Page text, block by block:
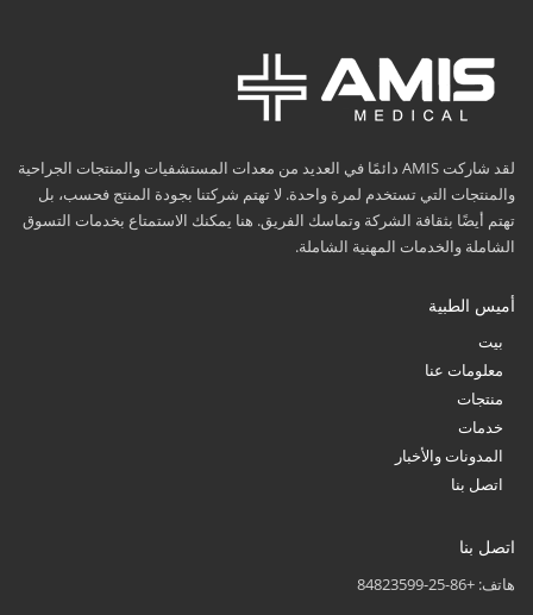
لقد شاركت AMIS دائمًا في العديد من معدات المستشفيات والمنتجات الجراحية
والمنتجات التي تستخدم لمرة واحدة. لا تهتم شركتنا بجودة المنتج فحسب، بل
تهتم أيضًا بثقافة الشركة وتماسك الفريق. هنا يمكنك الاستمتاع بخدمات التسوق
الشاملة والخدمات المهنية الشاملة.
أميس الطبية
بيت
معلومات عنا
منتجات
خدمات
المدونات والأخبار
اتصل بنا
اتصل بنا
هاتف: +86-25-84823599